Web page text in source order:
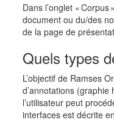
Dans l’onglet «
document ou du/des
de la page de
Quels types
L’objectif de Ramses
d’annotations
l’utilisateur peut
interfaces est décrite